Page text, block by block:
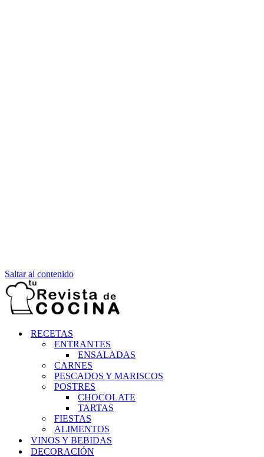
Saltar al contenido
RECETAS
ENTRANTES
ENSALADAS
CARNES
PESCADOS Y MARISCOS
POSTRES
CHOCOLATE
TARTAS
FIESTAS
ALIMENTOS
VINOS Y BEBIDAS
DECORACIÓN